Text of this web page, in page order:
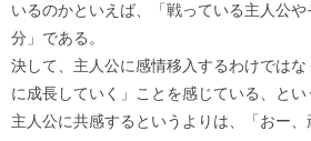
いるのかといえば、「戦っている主人公
分」である。
決して、主人公に感情移入するわけでは
に成長していく」ことを感じている、とい
主人公に共感するというよりは、「おー